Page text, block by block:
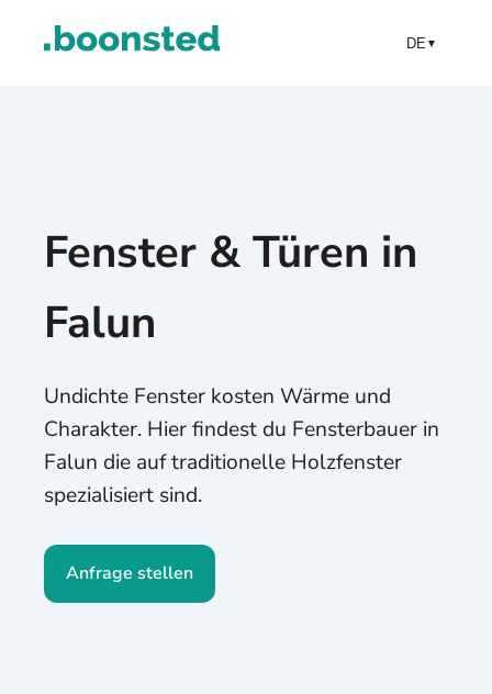
DE ▼
Fenster & Türen in
Falun
Undichte Fenster kosten Wärme und
Charakter. Hier findest du Fensterbauer in
Falun die auf traditionelle Holzfenster
spezialisiert sind.
Anfrage stellen